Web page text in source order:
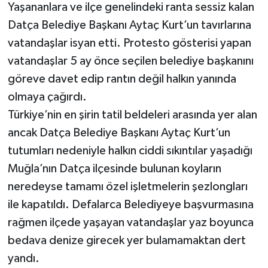
Yaşananlara ve ilçe genelindeki ranta sessiz kalan
Datça Belediye Başkanı Aytaç Kurt’un tavırlarına
vatandaşlar isyan etti. Protesto gösterisi yapan
vatandaşlar 5 ay önce seçilen belediye başkanını
göreve davet edip rantın değil halkın yanında
olmaya çağırdı.
Türkiye’nin en şirin tatil beldeleri arasında yer alan
ancak Datça Belediye Başkanı Aytaç Kurt’un
tutumları nedeniyle halkın ciddi sıkıntılar yaşadığı
Muğla’nın Datça ilçesinde bulunan koyların
neredeyse tamamı özel işletmelerin şezlongları
ile kapatıldı. Defalarca Belediyeye başvurmasına
rağmen ilçede yaşayan vatandaşlar yaz boyunca
bedava denize girecek yer bulamamaktan dert
yandı.